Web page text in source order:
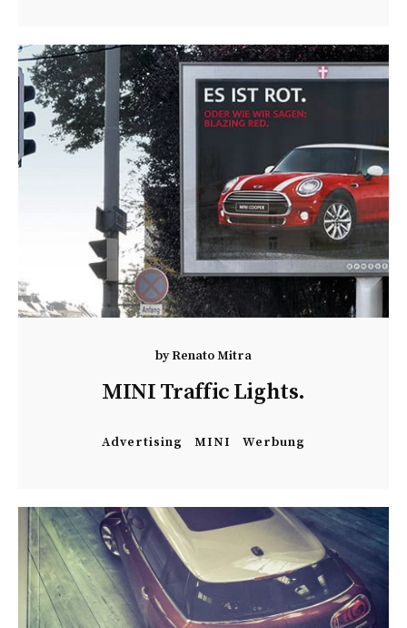
byRenato Mitra
MINI Traffic Lights.
Advertising MINI Werbung